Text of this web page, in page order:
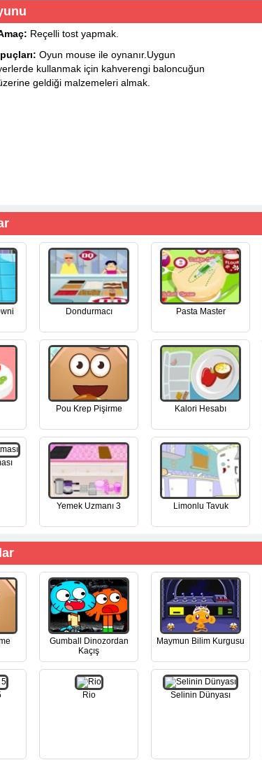
Reçelli tost yapmak.
Oyun mouse ile oynanır.Uygun
kullanmak için kahverengi baloncuğun
geldiği malzemeleri almak.
Dondurmacı Pasta Master
Pou Krep Pişirme Kalori Hesabı
Yemek Uzmanı 3 Limonlu Tavuk
Gumball Dinozordan
Kaçış
Maymun Bilim Kurgusu
Rio Selinin Dünyası